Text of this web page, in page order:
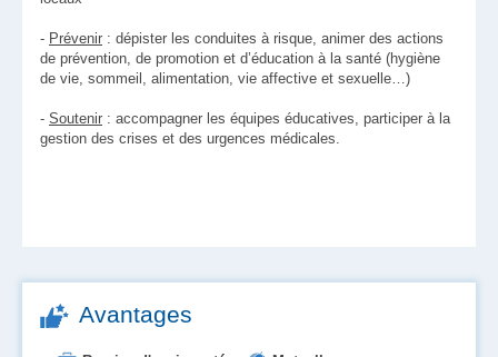
- Prévenir : dépister les conduites à risque, animer des actions
de prévention, de promotion et d’éducation à la santé (hygiène
de vie, sommeil, alimentation, vie affective et sexuelle…)
- Soutenir : accompagner les équipes éducatives, participer à la
gestion des crises et des urgences médicales.
Avantages